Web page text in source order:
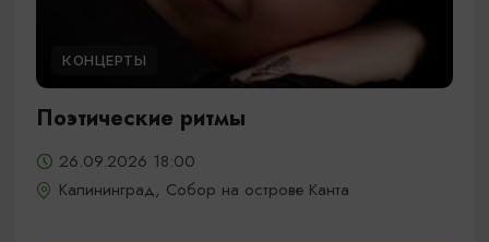
КОНЦЕРТЫ
Поэтические ритмы
26.09.2026 18:00
Калининград, Собор на острове Канта